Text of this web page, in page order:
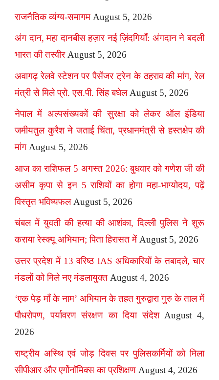
राजनैतिक व्यंग्य-समागम August 5, 2026
अंग दान, महा दानबीस हज़ार नई ज़िंदगियाँ: अंगदान ने बदली
भारत की तस्वीर August 5, 2026
अवागढ़ रेलवे स्टेशन पर पैसेंजर ट्रेन के ठहराव की मांग, रेल
मंत्री से मिले प्रो. एस.पी. सिंह बघेल August 5, 2026
नेपाल में अल्पसंख्यकों की सुरक्षा को लेकर ऑल इंडिया
जमीयतुल कुरैश ने जताई चिंता, प्रधानमंत्री से हस्तक्षेप की
मांग August 5, 2026
आज का राशिफल 5 अगस्त 2026: बुधवार को गणेश जी की
असीम कृपा से इन 5 राशियों का होगा महा-भाग्योदय, पढ़ें
विस्तृत भविष्यफल August 5, 2026
चंबल में युवती की हत्या की आशंका, दिल्ली पुलिस ने शुरू
कराया रेस्क्यू अभियान; पिता हिरासत में August 5, 2026
उत्तर प्रदेश में 13 वरिष्ठ IAS अधिकारियों के तबादले, चार
मंडलों को मिले नए मंडलायुक्त August 4, 2026
‘एक पेड़ माँ के नाम’ अभियान के तहत गुरुद्वारा गुरु के ताल में
पौधरोपण, पर्यावरण संरक्षण का दिया संदेश August 4,
2026
राष्ट्रीय अस्थि एवं जोड़ दिवस पर पुलिसकर्मियों को मिला
सीपीआर और एर्गोनॉमिक्स का प्रशिक्षण August 4, 2026